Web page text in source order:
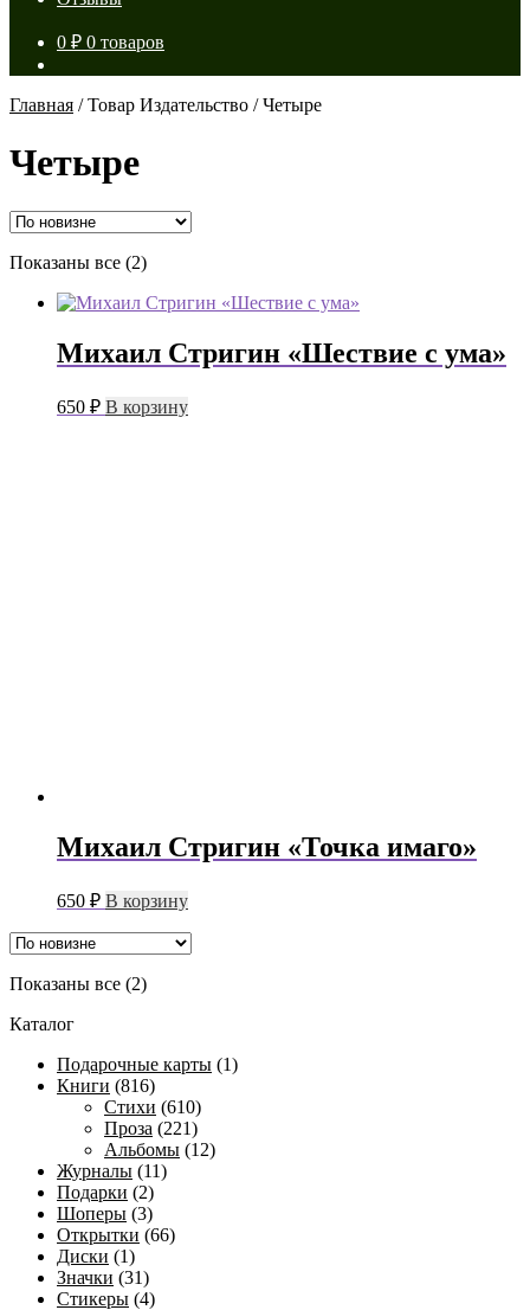
0 ₽ 0 товаров
Главная /Товар Издательство /Четыре
Четыре
Показаны все (2)Сортировка:
недавние
Михаил Стригин «Шествие с ума»
650 ₽ В корзину
Михаил Стригин «Точка имаго»
650 ₽ В корзину
Показаны все (2)Сортировка:
Каталог
Подарочные карты (1)
Книги (816)
Стихи (610)
Проза (221)
Альбомы (12)
Журналы (11)
Подарки (2)
Шоперы (3)
Открытки (66)
Диски (1)
Значки (31)
Стикеры (4)